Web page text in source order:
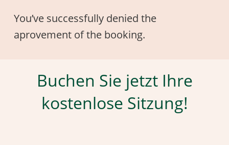
You’ve successfully denied the
aprovement of the booking.
Buchen Sie jetzt Ihre
kostenlose Sitzung!